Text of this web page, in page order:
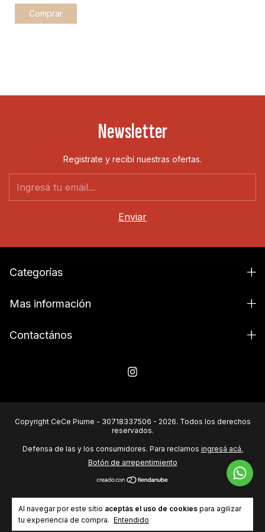
Al navegar por este sitio aceptás el uso de cookies para agilizar
tu experiencia de compra. Entendido
Comprar
Newsletter
Registrate y recibí nuestras ofertas.
Categorías
Mas información
Contactános
Copyright CeCe Piume - 30718337506 - 2026. Todos los derechos
reservados.
Defensa de las y los consumidores. Para reclamos ingresá acá.
Botón de arrepentimiento